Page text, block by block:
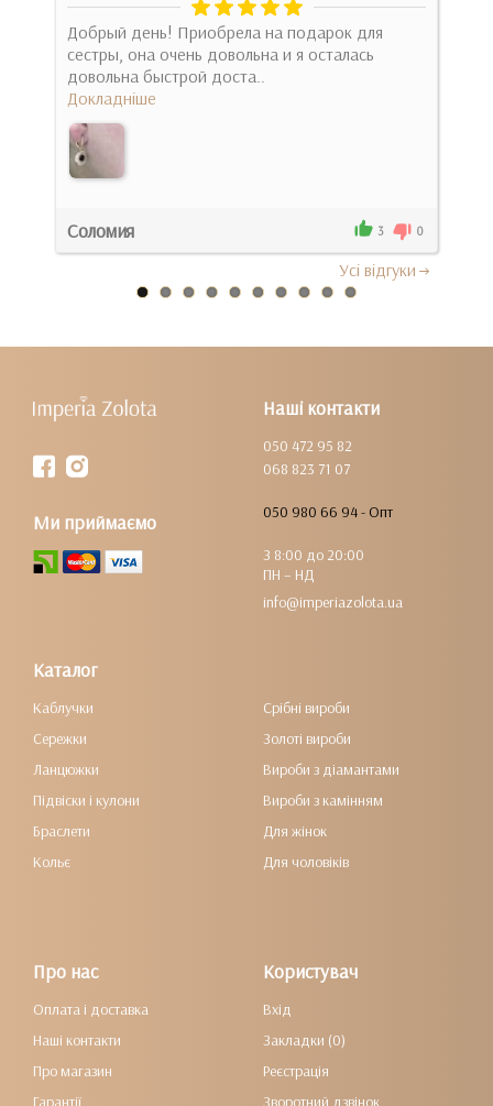
Добрый день! Приобрела на подарок для
сестры, она очень довольна и я осталась
довольна быстрой доста..
Докладніше
Соломия 3 0
Усi вiдгуки
Наші контакти
050 472 95 82
068 823 71 07
050 980 66 94 - Опт
З 8:00 до 20:00
ПН – НД
info@imperiazolota.ua
Ми приймаємо
Каталог
Каблучки
Сережки
Ланцюжки
Підвіски і кулони
Браслети
Кольє
Срібні вироби
Золоті вироби
Вироби з діамантами
Вироби з камінням
Для жінок
Для чоловіків
Про нас
Оплата і доставка
Наші контакти
Про магазин
Гарантії
Користувач
Вхід
Закладки (0)
Реєстрація
Зворотний дзвінок